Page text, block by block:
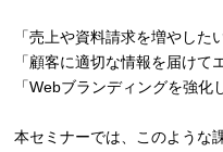
「売上や資料請求を増やした
「顧客に適切な情報を届けて
「Webブランディングを強化
本セミナーでは、このような